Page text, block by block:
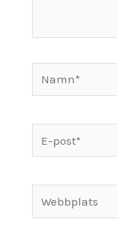
post*
Webbplats